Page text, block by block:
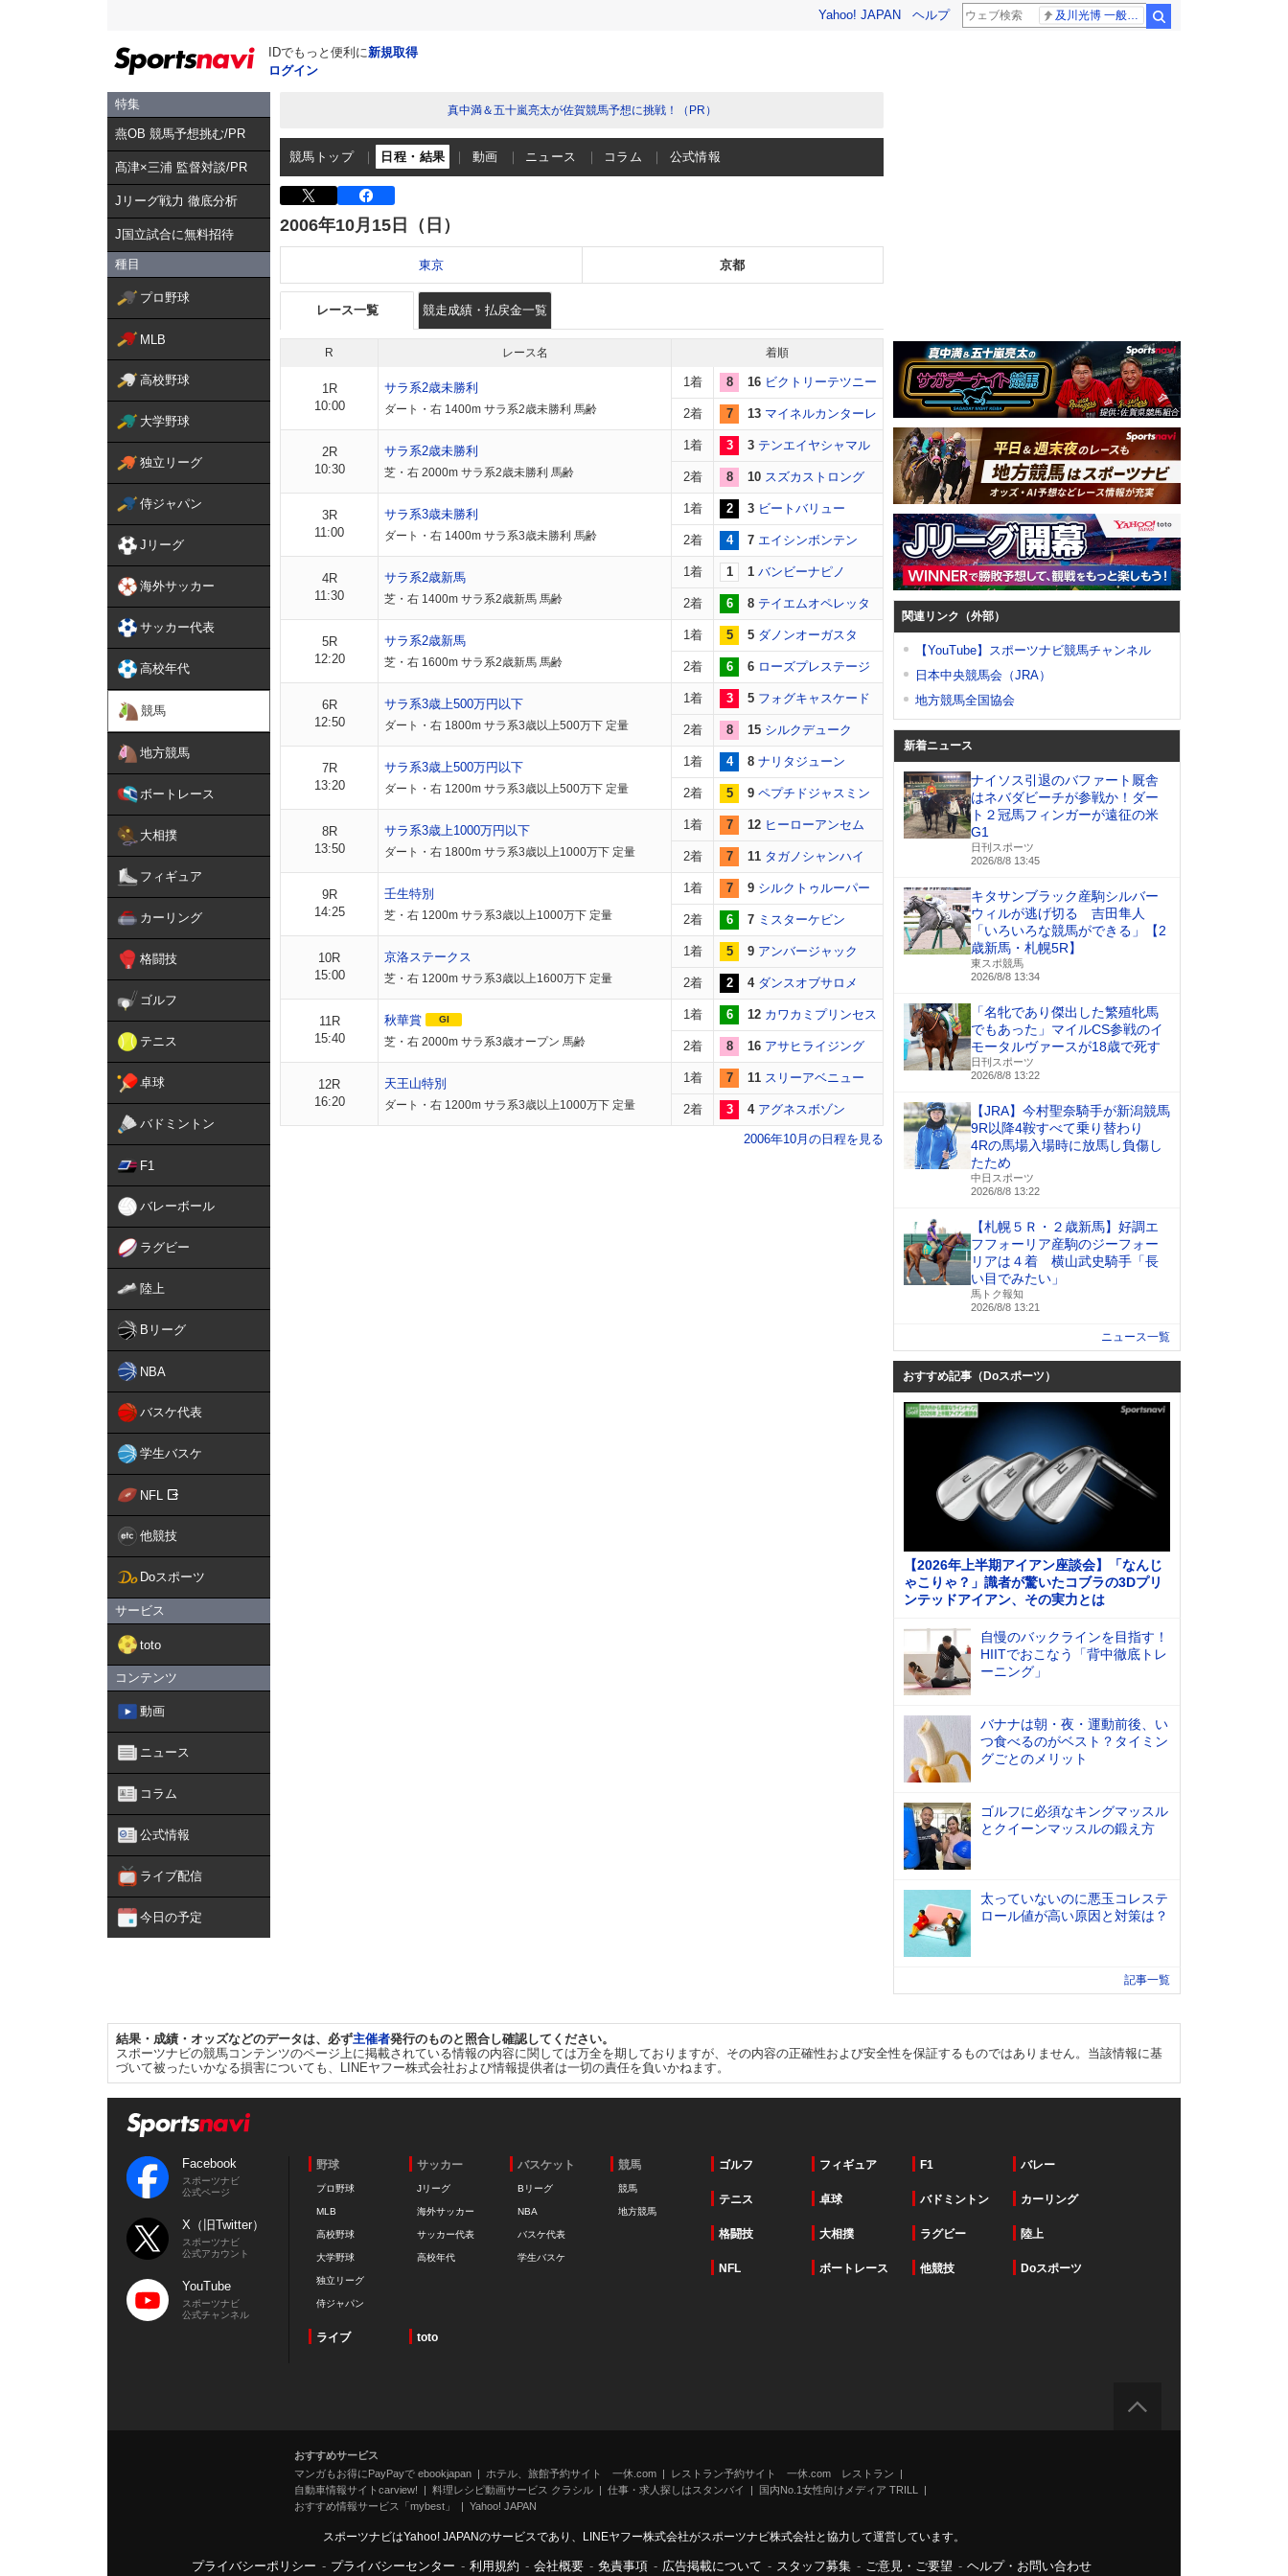
Yahoo! JAPAN ヘルプ
IDでもっと便利に新規取得
ログイン
特集
燕OB 競馬予想挑む/PR
髙津×三浦 監督対談/PR
Jリーグ戦力 徹底分析
J国立試合に無料招待
種目
プロ野球
MLB
高校野球
大学野球
独立リーグ
侍ジャパン
Jリーグ
海外サッカー
サッカー代表
高校年代
競馬
地方競馬
ボートレース
大相撲
フィギュア
カーリング
格闘技
ゴルフ
テニス
卓球
バドミントン
F1
バレーボール
ラグビー
陸上
Bリーグ
NBA
バスケ代表
学生バスケ
NFL
他競技
Doスポーツ
サービス
toto
コンテンツ
動画
ニュース
コラム
公式情報
ライブ配信
今日の予定
真中満＆五十嵐亮太が佐賀競馬予想に挑戦！（PR）
競馬トップ 日程・結果 動画 ニュース コラム 公式情報
2006年10月15日（日）
東京 京都
レース一覧 競走成績・払戻金一覧
R レース名 着順
1R
10:00
サラ系2歳未勝利
ダート・右 1400m サラ系2歳未勝利 馬齢
1着 8 16 ビクトリーテツニー
2着 7 13 マイネルカンターレ
2R
10:30
サラ系2歳未勝利
芝・右 2000m サラ系2歳未勝利 馬齢
1着 3 3 テンエイヤシャマル
2着 8 10 スズカストロング
3R
11:00
サラ系3歳未勝利
ダート・右 1400m サラ系3歳未勝利 馬齢
1着 2 3 ビートバリュー
2着 4 7 エイシンボンテン
4R
11:30
サラ系2歳新馬
芝・右 1400m サラ系2歳新馬 馬齢
1着 1 1 バンビーナピノ
2着 6 8 テイエムオペレッタ
5R
12:20
サラ系2歳新馬
芝・右 1600m サラ系2歳新馬 馬齢
1着 5 5 ダノンオーガスタ
2着 6 6 ローズプレステージ
6R
12:50
サラ系3歳上500万円以下
ダート・右 1800m サラ系3歳以上500万下 定量
1着 3 5 フォグキャスケード
2着 8 15 シルクデューク
7R
13:20
サラ系3歳上500万円以下
ダート・右 1200m サラ系3歳以上500万下 定量
1着 4 8 ナリタジューン
2着 5 9 ペプチドジャスミン
8R
13:50
サラ系3歳上1000万円以下
ダート・右 1800m サラ系3歳以上1000万下 定量
1着 7 12 ヒーローアンセム
2着 7 11 タガノシャンハイ
9R
14:25
壬生特別
芝・右 1200m サラ系3歳以上1000万下 定量
1着 7 9 シルクトゥルーパー
2着 6 7 ミスターケビン
10R
15:00
京洛ステークス
芝・右 1200m サラ系3歳以上1600万下 定量
1着 5 9 アンバージャック
2着 2 4 ダンスオブサロメ
11R
15:40
秋華賞 GI
芝・右 2000m サラ系3歳オープン 馬齢
1着 6 12 カワカミプリンセス
2着 8 16 アサヒライジング
12R
16:20
天王山特別
ダート・右 1200m サラ系3歳以上1000万下 定量
1着 7 11 スリーアベニュー
2着 3 4 アグネスボゾン
2006年10月の日程を見る
関連リンク（外部）
【YouTube】スポーツナビ競馬チャンネル
日本中央競馬会（JRA）
地方競馬全国協会
新着ニュース
ナイソス引退のバファート厩舎
はネバダビーチが参戦か！ダー
ト２冠馬フィンガーが遠征の米
G1
日刊スポーツ
2026/8/8 13:45
キタサンブラック産駒シルバー
ウィルが逃げ切る 吉田隼人
「いろいろな競馬ができる」【2
歳新馬・札幌5R】
東スポ競馬
2026/8/8 13:34
「名牝であり傑出した繁殖牝馬
でもあった」マイルCS参戦のイ
モータルヴァースが18歳で死す
日刊スポーツ
2026/8/8 13:22
【JRA】今村聖奈騎手が新潟競馬
9R以降4鞍すべて乗り替わり
4Rの馬場入場時に放馬し負傷し
たため
中日スポーツ
2026/8/8 13:22
【札幌５Ｒ・２歳新馬】好調エ
フフォーリア産駒のジーフォー
リアは４着 横山武史騎手「長
い目でみたい」
馬トク報知
2026/8/8 13:21
ニュース一覧
おすすめ記事（Doスポーツ）
【2026年上半期アイアン座談会】「なんじ
ゃこりゃ？」識者が驚いたコブラの3Dプリ
ンテッドアイアン、その実力とは
自慢のバックラインを目指す！
HIITでおこなう「背中徹底トレ
ーニング」
バナナは朝・夜・運動前後、い
つ食べるのがベスト？タイミン
グごとのメリット
ゴルフに必須なキングマッスル
とクイーンマッスルの鍛え方
太っていないのに悪玉コレステ
ロール値が高い原因と対策は？
記事一覧
結果・成績・オッズなどのデータは、必ず主催者発行のものと照合し確認してください。
スポーツナビの競馬コンテンツのページ上に掲載されている情報の内容に関しては万全を期しておりますが、その内容の正確性および安全性を保証するものではありません。当該情報に基
づいて被ったいかなる損害についても、LINEヤフー株式会社および情報提供者は一切の責任を負いかねます。
Facebook
スポーツナビ
公式ページ
X（旧Twitter）
スポーツナビ
公式アカウント
YouTube
スポーツナビ
公式チャンネル
野球
プロ野球
MLB
高校野球
大学野球
独立リーグ
侍ジャパン
サッカー
Jリーグ
海外サッカー
サッカー代表
高校年代
バスケット
Bリーグ
NBA
バスケ代表
学生バスケ
競馬
競馬
地方競馬
ゴルフ フィギュア F1 バレー
テニス 卓球 バドミントン カーリング
格闘技 大相撲 ラグビー 陸上
NFL ボートレース 他競技 Doスポーツ
ライブ toto
おすすめサービス
マンガもお得にPayPayで ebookjapan
ホテル、旅館予約サイト 一休.com
レストラン予約サイト 一休.com レストラン
自動車情報サイトcarview!
料理レシピ動画サービス クラシル 仕事・求人探しはスタンバイ
国内No.1女性向けメディア TRILL
おすすめ情報サービス「mybest」
Yahoo! JAPAN
スポーツナビはYahoo! JAPANのサービスであり、LINEヤフー株式会社がスポーツナビ株式会社と協力して運営しています。
プライバシーポリシー - プライバシーセンター - 利用規約 - 会社概要 - 免責事項 - 広告掲載について - スタッフ募集 - ご意見・ご要望 - ヘルプ・お問い合わせ